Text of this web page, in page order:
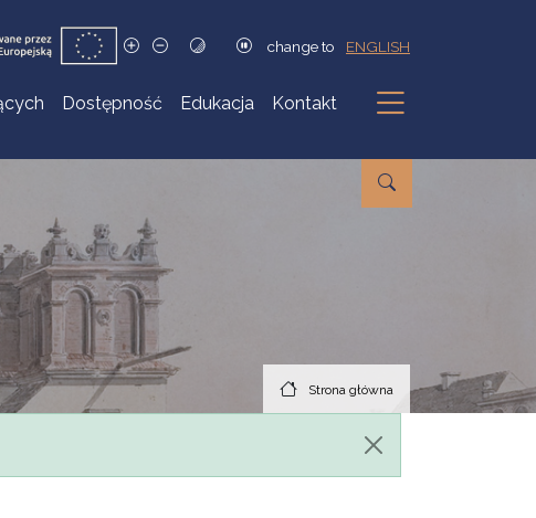
change to ENGLISH
Dostępność Edukacja Kontakt
Podmenu
Strona główna